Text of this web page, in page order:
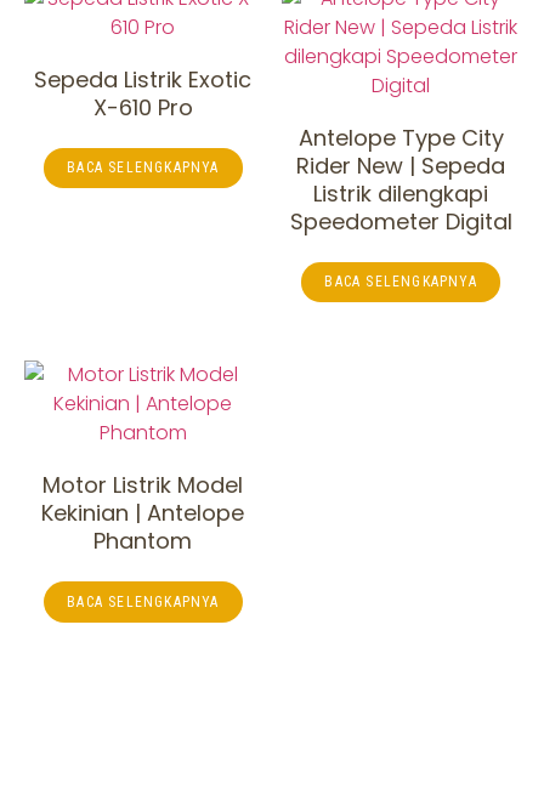
Sepeda Listrik Exotic
X-610 Pro
BACA SELENGKAPNYA
Antelope Type City
Rider New | Sepeda
Listrik dilengkapi
Speedometer Digital
BACA SELENGKAPNYA
Motor Listrik Model
Kekinian | Antelope
Phantom
BACA SELENGKAPNYA